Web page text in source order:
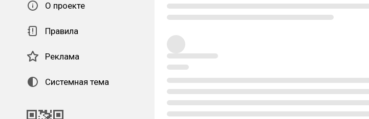
О проекте
Правила
Реклама
Системная тема